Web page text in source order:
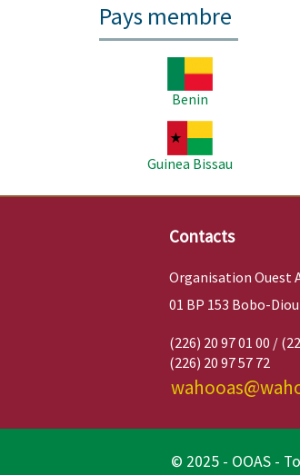
Pays membre
Benin
Guinea Bissau
Contacts
Organisation Ouest
01 BP 153 Bobo-
(226) 20 97 01 00 /
(226) 20 97 57 72
© 2025 - OOAS -